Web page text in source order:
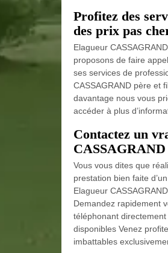
Profitez des
des prix pas
Elagueur
proposons de faire
ses services de
CASSAGRAND père et
davantage nous vous
accéder à plus
Contactez un
Vous vous dites que
prestation bien faite
Elagueur
Demandez rapidement
téléphonant
disponibles Venez
imbattables